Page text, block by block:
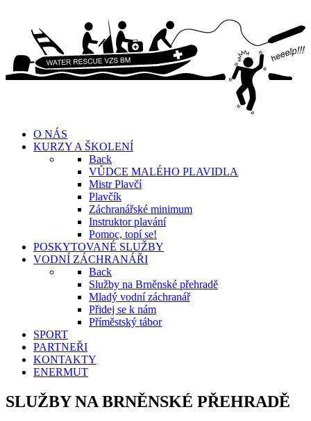
O NÁS
KURZY A ŠKOLENÍ
Back
VŮDCE MALÉHO PLAVIDLA
Mistr Plavčí
Plavčík
Záchranářské minimum
Instruktor plavání
Pomoc, topí se!
POSKYTOVANÉ SLUŽBY
VODNÍ ZÁCHRANÁŘI
Back
Služby na Brněnské přehradě
Mladý vodní záchranář
Přidej se k nám
Příměstský tábor
SPORT
PARTNEŘI
KONTAKTY
ENERMUT
SLUŽBY NA BRNĚNSKÉ PŘEHRADĚ